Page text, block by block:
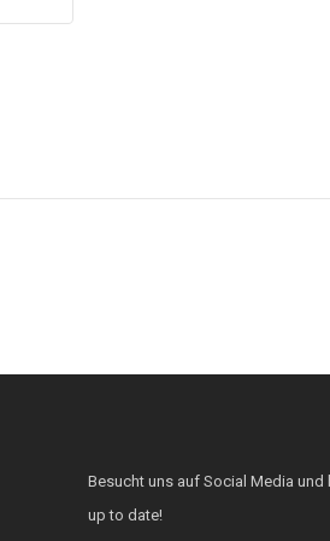
Besucht uns auf Social Media und
up to date!